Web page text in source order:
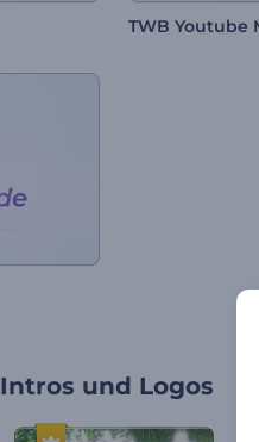
TWB Youtube
Intros und Logos